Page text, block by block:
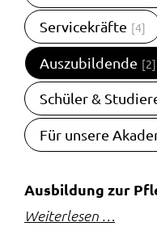
Servicekräfte [4]
Auszubildende [2]
Schüler &
Für unsere
Ausbildung zur
Weiterlesen …